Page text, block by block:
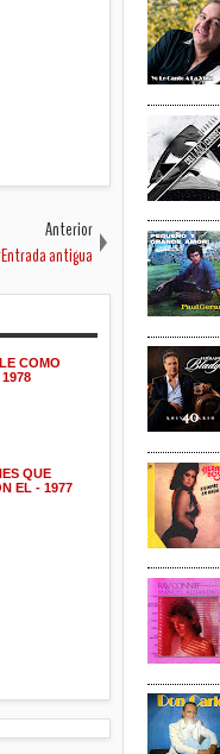
Anterior
antigua
COMO
QUE
EL - 1977